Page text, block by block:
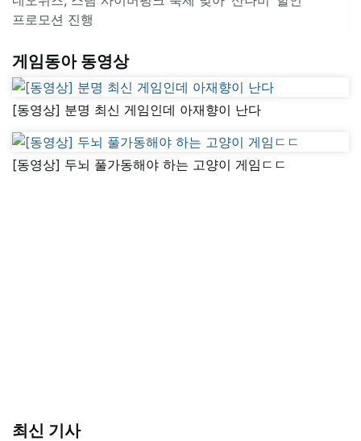
프로모션 진행
게임동아 동영상
[동영상] 분명 최신 게임인데 아재향이 난다
[동영상] 두뇌 풀가동해야 하는 고양이 게임ㄷㄷ
최신 기사